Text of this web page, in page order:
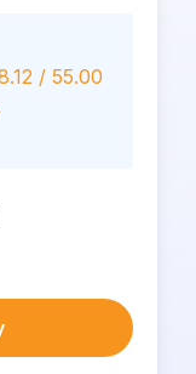
/ 55.00